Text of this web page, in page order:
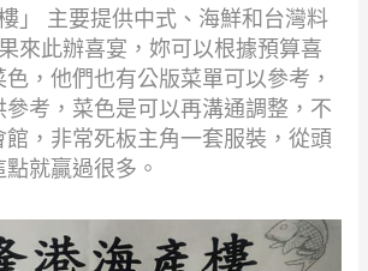
」 主要提供中式、海鮮和台灣料
來此辦喜宴，妳可以根據預算喜
，他們也有公版菜單可以參考，
參考，菜色是可以再溝通調整，不
，非常死板主角一套服裝，從頭
就贏過很多。